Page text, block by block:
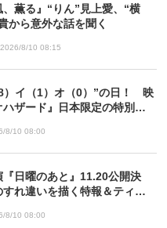
、薫る』“りん”見上愛、“横
から意外な話を聞く
2026/8/10 08:15
）イ（1）オ（0）”の日！ 映
ザード』日本限定の特別予
8/10 08:00
『日曜のあと』11.20公開決
れ違いを描く特報＆ティザ
8/10 08:00